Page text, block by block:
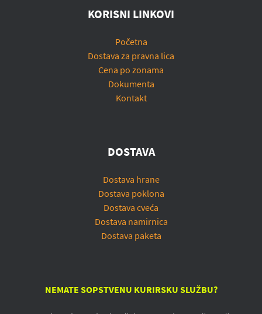
KORISNI LINKOVI
Početna
Dostava za pravna lica
Cena po zonama
Dokumenta
Kontakt
DOSTAVA
Dostava hrane
Dostava poklona
Dostava cveća
Dostava namirnica
Dostava paketa
NEMATE SOPSTVENU KURIRSKU SLUŽBU?